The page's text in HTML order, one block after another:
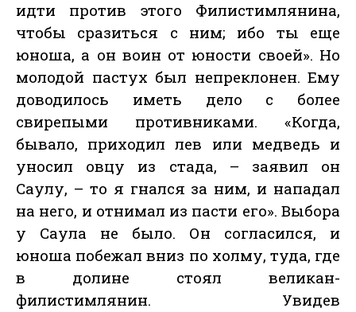
идти против этого Филистимлянина,
чтобы сразиться с ним; ибо ты еще
юноша, а он воин от юности своей». Но
молодой пастух был непреклонен. Ему
доводилось иметь дело с более
свирепыми противниками. «Когда,
бывало, приходил лев или медведь и
уносил овцу из стада, – заявил он
Саулу, – то я гнался за ним, и нападал
на него, и отнимал из пасти его». Выбора
у Саула не было. Он согласился, и
юноша побежал вниз по холму, туда, где
в долине стоял великан-
филистимлянин. Увидев